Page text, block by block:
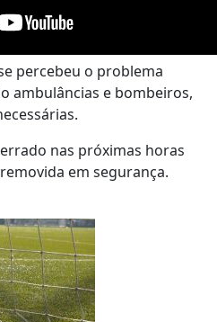
percebeu o problema
ambulâncias e bombeiros,
nas próximas horas
em segurança.